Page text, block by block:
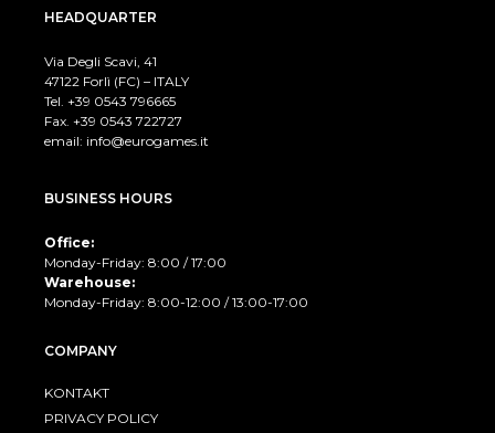
HEADQUARTER
Via Degli Scavi, 41
47122 Forlì (FC) – ITALY
Tel. +39 0543 796665
Fax. +39 0543 722727
email: info@eurogames.it
BUSINESS HOURS
Office:
Monday-Friday: 8:00 / 17:00
Warehouse:
Monday-Friday: 8:00-12:00 / 13:00-17:00
COMPANY
KONTAKT
PRIVACY POLICY